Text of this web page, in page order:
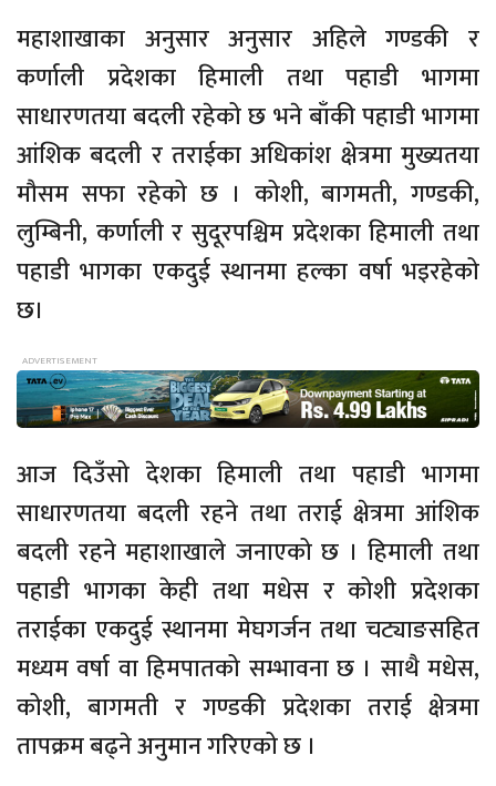
महाशाखाका अनुसार अनुसार अहिले गण्डकी र
कर्णाली प्रदेशका हिमाली तथा पहाडी भागमा
साधारणतया बदली रहेको छ भने बाँकी पहाडी भागमा
आंशिक बदली र तराईका अधिकांश क्षेत्रमा मुख्यतया
मौसम सफा रहेको छ । कोशी, बागमती, गण्डकी,
लुम्बिनी, कर्णाली र सुदूरपश्चिम प्रदेशका हिमाली तथा
पहाडी भागका एकदुई स्थानमा हल्का वर्षा भइरहेको
छ।
आज दिउँसो देशका हिमाली तथा पहाडी भागमा
साधारणतया बदली रहने तथा तराई क्षेत्रमा आंशिक
बदली रहने महाशाखाले जनाएको छ । हिमाली तथा
पहाडी भागका केही तथा मधेस र कोशी प्रदेशका
तराईका एकदुई स्थानमा मेघगर्जन तथा चट्याङसहित
मध्यम वर्षा वा हिमपातको सम्भावना छ । साथै मधेस,
कोशी, बागमती र गण्डकी प्रदेशका तराई क्षेत्रमा
तापक्रम बढ्ने अनुमान गरिएको छ ।